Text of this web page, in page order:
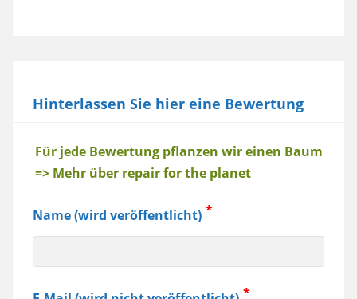
Hinterlassen Sie hier eine Bewertung
Baum
Für jede Bewertung pflanzen wir einen Baum
=> Mehr über repair for the planet
Name (wird veröffentlicht)